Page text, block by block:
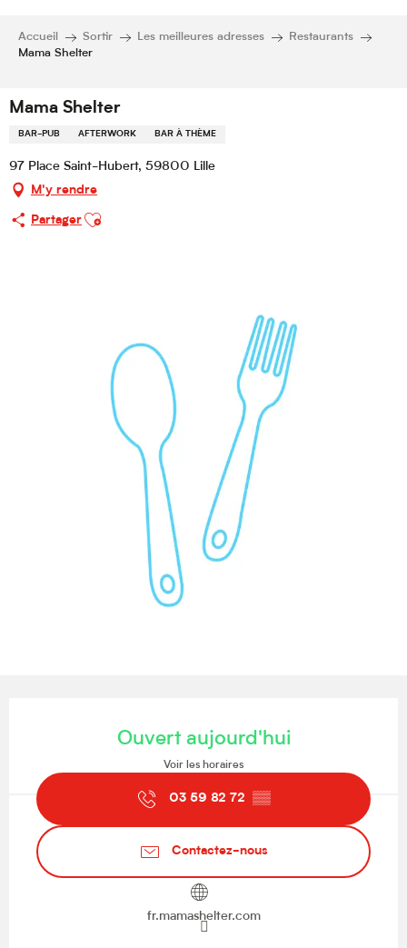
Accueil Sortir Les meilleures adresses
Restaurants
Mama Shelter
Mama Shelter
BAR-PUB AFTERWORK BAR À THÈME
97 Place Saint-Hubert, 59800 Lille
M'y rendre
Partager
Ajouter aux favoris
Ouvert aujourd'hui
Voir les horaires
03 59 82 72 ▒▒
Contactez-nous
fr.mamashelter.com